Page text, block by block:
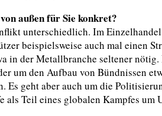
außen für Sie konkret?
unterschiedlich. Im
beispielsweise auch mal einen
in der Metallbranche seltener
um den Aufbau von Bündnissen
Es geht aber auch um die
als Teil eines globalen Kampfes um